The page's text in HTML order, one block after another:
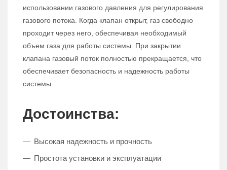
использовании газового давления для регулирования
газового потока. Когда клапан открыт, газ свободно
проходит через него, обеспечивая необходимый
объем газа для работы системы. При закрытии
клапана газовый поток полностью прекращается, что
обеспечивает безопасность и надежность работы
системы.
Достоинства:
Высокая надежность и прочность
Простота установки и эксплуатации